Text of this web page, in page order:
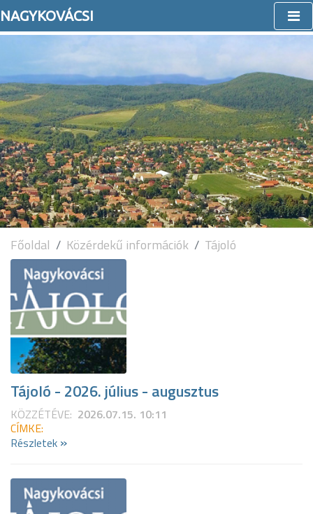
NAGYKOVÁCSI
Főoldal Közérdekű információk Tájoló
Tájoló - 2026. július - augusztus
KÖZZÉTÉVE: 2026.07.15. 10:11
CÍMKE:
Részletek »